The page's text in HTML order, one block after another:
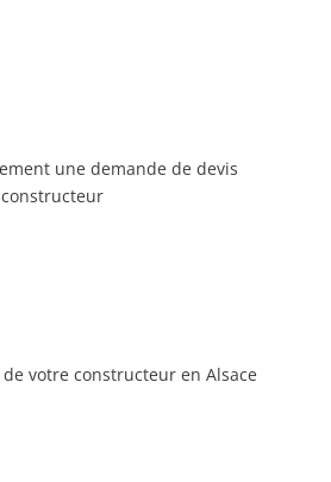
une demande de devis
de votre constructeur en Alsace